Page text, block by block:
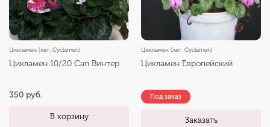
Цикламен (лат. Cyclamen)
Цикламен 10/20 Сап Винтер
350 руб.
В корзину
Цикламен (лат. Cyclamen)
Цикламен Европейский
Под заказ
Заказать